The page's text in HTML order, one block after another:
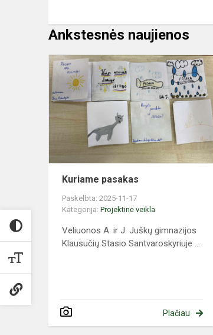
Ankstesnės naujienos
Kuriame pasakas
Paskelbta: 2025-11-17
Kategorija: Projektinė veikla
Veliuonos A. ir J. Juškų gimnazijos
Klausučių Stasio Santvaroskyriuje ...
Plačiau